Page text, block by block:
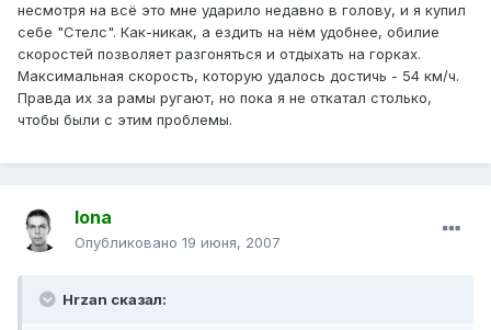
несмотря на всё это мне ударило недавно в голову, и я купил
себе "Стелс". Как-никак, а ездить на нём удобнее, обилие
скоростей позволяет разгоняться и отдыхать на горках.
Максимальная скорость, которую удалось достичь - 54 км/ч.
Правда их за рамы ругают, но пока я не откатал столько,
чтобы были с этим проблемы.
Iona
Опубликовано 19 июня, 2007
Hrzan сказал: